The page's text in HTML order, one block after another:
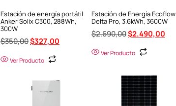
Estación de energía portátil
Anker Solix C300, 288Wh,
300W
$350,00$327,00
Ver Producto
Estación de Energía Ecoflow
Delta Pro, 3.6kWh, 3600W
$2.690,00$2.490,00
Ver Producto